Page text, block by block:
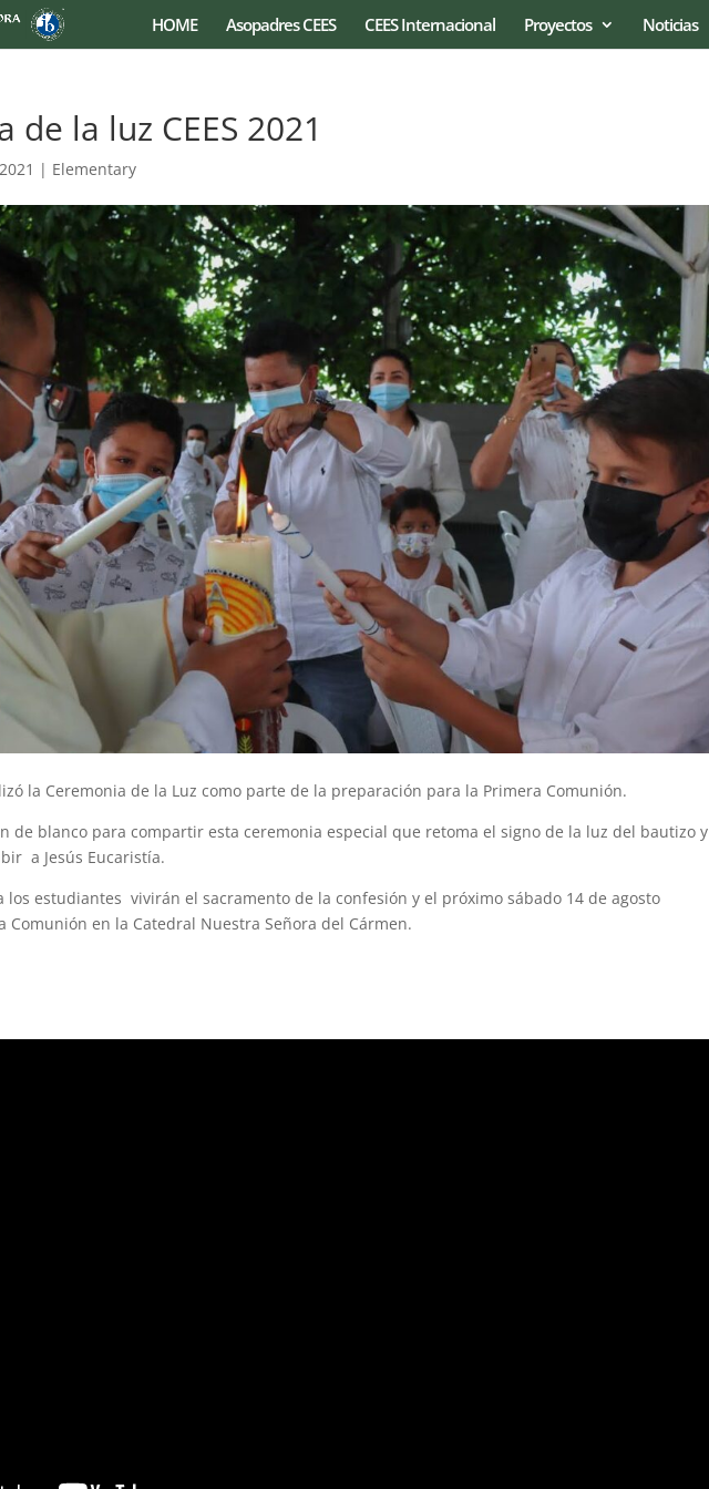
HOME Asopadres CEES CEES Internacional Proyectos Noticias
de la luz CEES 2021
| Elementary
la Ceremonia de la Luz como parte de la preparación para la Primera Comunión.
de blanco para compartir esta ceremonia especial que retoma el signo de la luz del bautizo y
a Jesús Eucaristía.
los estudiantes vivirán el sacramento de la confesión y el próximo sábado 14 de agosto
Comunión en la Catedral Nuestra Señora del Cármen.